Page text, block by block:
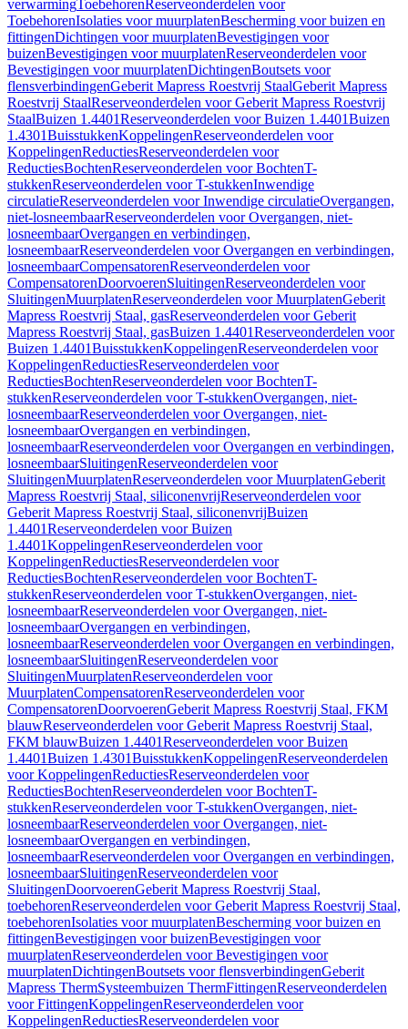
verwarmingToebehorenReserveonderdelen voor
ToebehorenIsolaties voor muurplatenBescherming voor buizen en
fittingenDichtingen voor muurplatenBevestigingen voor
buizenBevestigingen voor muurplatenReserveonderdelen voor
Bevestigingen voor muurplatenDichtingenBoutsets voor
flensverbindingenGeberit Mapress Roestvrij StaalGeberit Mapress
Roestvrij StaalReserveonderdelen voor Geberit Mapress Roestvrij
StaalBuizen 1.4401Reserveonderdelen voor Buizen 1.4401Buizen
1.4301BuisstukkenKoppelingenReserveonderdelen voor
KoppelingenReductiesReserveonderdelen voor
ReductiesBochtenReserveonderdelen voor BochtenT-
stukkenReserveonderdelen voor T-stukkenInwendige
circulatieReserveonderdelen voor Inwendige circulatieOvergangen,
niet-losneembaarReserveonderdelen voor Overgangen, niet-
losneembaarOvergangen en verbindingen,
losneembaarReserveonderdelen voor Overgangen en verbindingen,
losneembaarCompensatorenReserveonderdelen voor
CompensatorenDoorvoerenSluitingenReserveonderdelen voor
SluitingenMuurplatenReserveonderdelen voor MuurplatenGeberit
Mapress Roestvrij Staal, gasReserveonderdelen voor Geberit
Mapress Roestvrij Staal, gasBuizen 1.4401Reserveonderdelen voor
Buizen 1.4401BuisstukkenKoppelingenReserveonderdelen voor
KoppelingenReductiesReserveonderdelen voor
ReductiesBochtenReserveonderdelen voor BochtenT-
stukkenReserveonderdelen voor T-stukkenOvergangen, niet-
losneembaarReserveonderdelen voor Overgangen, niet-
losneembaarOvergangen en verbindingen,
losneembaarReserveonderdelen voor Overgangen en verbindingen,
losneembaarSluitingenReserveonderdelen voor
SluitingenMuurplatenReserveonderdelen voor MuurplatenGeberit
Mapress Roestvrij Staal, siliconenvrijReserveonderdelen voor
Geberit Mapress Roestvrij Staal, siliconenvrijBuizen
1.4401Reserveonderdelen voor Buizen
1.4401KoppelingenReserveonderdelen voor
KoppelingenReductiesReserveonderdelen voor
ReductiesBochtenReserveonderdelen voor BochtenT-
stukkenReserveonderdelen voor T-stukkenOvergangen, niet-
losneembaarReserveonderdelen voor Overgangen, niet-
losneembaarOvergangen en verbindingen,
losneembaarReserveonderdelen voor Overgangen en verbindingen,
losneembaarSluitingenReserveonderdelen voor
SluitingenMuurplatenReserveonderdelen voor
MuurplatenCompensatorenReserveonderdelen voor
CompensatorenDoorvoerenGeberit Mapress Roestvrij Staal, FKM
blauwReserveonderdelen voor Geberit Mapress Roestvrij Staal,
FKM blauwBuizen 1.4401Reserveonderdelen voor Buizen
1.4401Buizen 1.4301BuisstukkenKoppelingenReserveonderdelen
voor KoppelingenReductiesReserveonderdelen voor
ReductiesBochtenReserveonderdelen voor BochtenT-
stukkenReserveonderdelen voor T-stukkenOvergangen, niet-
losneembaarReserveonderdelen voor Overgangen, niet-
losneembaarOvergangen en verbindingen,
losneembaarReserveonderdelen voor Overgangen en verbindingen,
losneembaarSluitingenReserveonderdelen voor
SluitingenDoorvoerenGeberit Mapress Roestvrij Staal,
toebehorenReserveonderdelen voor Geberit Mapress Roestvrij Staal,
toebehorenIsolaties voor muurplatenBescherming voor buizen en
fittingenBevestigingen voor buizenBevestigingen voor
muurplatenReserveonderdelen voor Bevestigingen voor
muurplatenDichtingenBoutsets voor flensverbindingenGeberit
Mapress ThermSysteembuizen ThermFittingenReserveonderdelen
voor FittingenKoppelingenReserveonderdelen voor
KoppelingenReductiesReserveonderdelen voor